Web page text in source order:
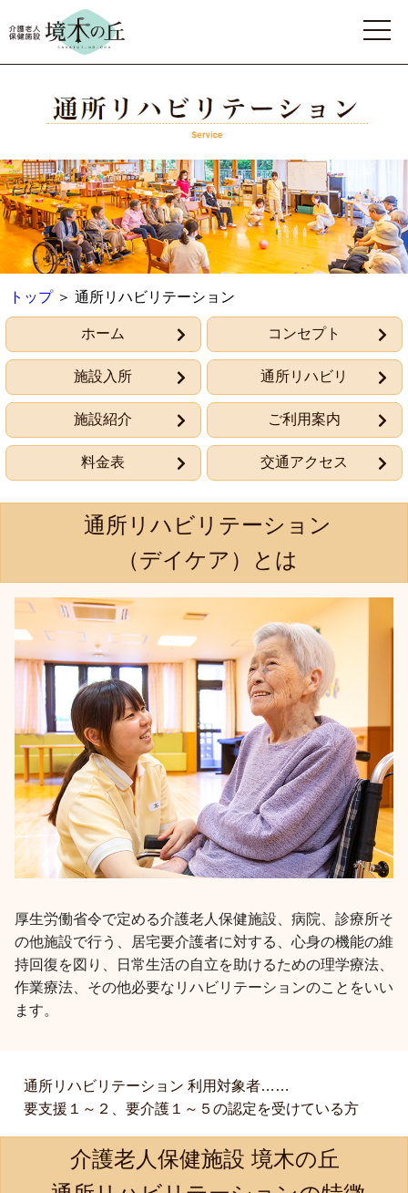
トップ 通所リハビリテーション
ホーム コンセプト
施設入所 通所リハビリ
施設紹介 ご利用案内
料金表 交通アクセス
通所リハビリテーション
（デイケア）とは
厚生労働省令で定める介護老人保健施設、病院、診療所そ
の他施設で行う、居宅要介護者に対する、心身の機能の維
持回復を図り、日常生活の自立を助けるための理学療法、
作業療法、その他必要なリハビリテーションのことをいい
ます。
通所リハビリテーション 利用対象者……
要支援１～２、要介護１～５の認定を受けている方
介護老人保健施設 境木の丘